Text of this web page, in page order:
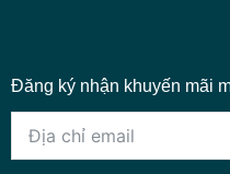
Đăng ký nhận khuyến mãi